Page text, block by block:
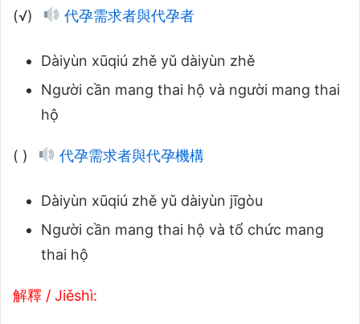
(√) 代孕需求者與代孕者
Dàiyùn xūqiú zhě yǔ dàiyùn zhě
Người cần mang thai hộ và người mang thai
hộ
( ) 代孕需求者與代孕機構
Dàiyùn xūqiú zhě yǔ dàiyùn jīgòu
Người cần mang thai hộ và tổ chức mang
thai hộ
解釋 / Jiěshì: